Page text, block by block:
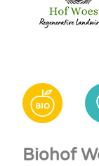
Biohof